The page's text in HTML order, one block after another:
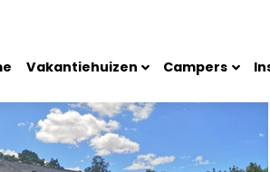
Vakantiehuizen Campers